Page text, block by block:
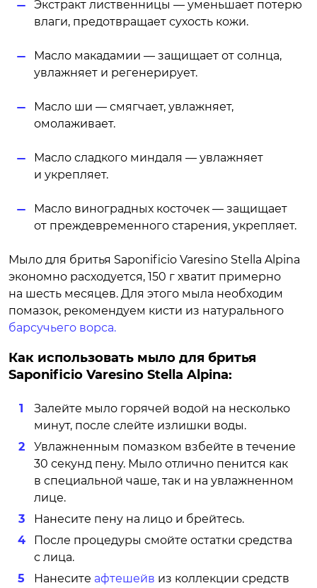
Экстракт лиственницы — уменьшает потерю
влаги, предотвращает сухость кожи.
Масло макадамии — защищает от солнца,
увлажняет и регенерирует.
Масло ши — смягчает, увлажняет,
омолаживает.
Масло сладкого миндаля — увлажняет
и укрепляет.
Масло виноградных косточек — защищает
от преждевременного старения, укрепляет.
Мыло для бритья Saponificio Varesino Stella Alpina
экономно расходуется, 150 г хватит примерно
на шесть месяцев. Для этого мыла необходим
помазок, рекомендуем кисти из натурального
барсучьего ворса.
Как использовать мыло для бритья
Saponificio Varesino Stella Alpina:
Залейте мыло горячей водой на несколько
минут, после слейте излишки воды.
Увлажненным помазком взбейте в течение
30 секунд пену. Мыло отлично пенится как
в специальной чаше, так и на увлажненном
лице.
Нанесите пену на лицо и брейтесь.
После процедуры смойте остатки средства
с лица.
Нанесите афтешейв из коллекции средств